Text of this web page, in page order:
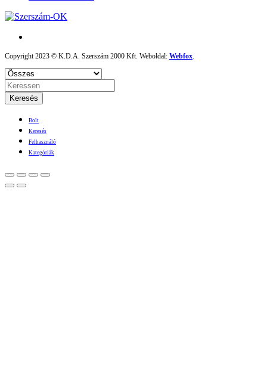
Copyright 2023 © K.D.A. Szerszám 2000 Kft. Weboldal: Webfox.
Keresés
Bolt
Keresés
Felhasználó
Kategóriák